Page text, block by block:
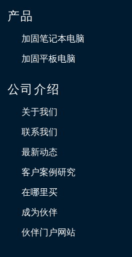
产品
加固笔记本电脑
加固平板电脑
公司介绍
关于我们
联系我们
最新动态
客户案例研究
在哪里买
成为伙伴
伙伴门户网站